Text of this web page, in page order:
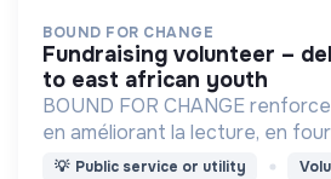
BOUND FOR CHANGE
fundraising volunteer – deliver education
to east african youth
BOUND FOR CHANGE
en améliorant la lecture, en
ressources et outils
💡 Public service or utility